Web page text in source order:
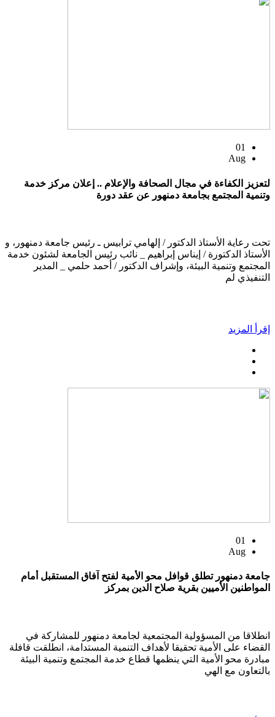
01
Aug
لتعزيز الكفاءة في مجال الصحافة والإعلام .. إعلان مركز خدمة
وتنمية المجتمع بجامعة دمنهور عن عقد دورة
تحت رعاية الأستاذ الدكتور / إلهامي ترابيس ـ رئيس جامعة دمنهور، و
الأستاذ الدكتورة / إيناس إبراهيم _ نائب رئيس الجامعة لشئون خدمة
المجتمع وتنمية البيئة، وإشراف الدكتور / أحمد حلمي _ المدير
التنفيذي لم
إقرأ المزيد
01
Aug
جامعة دمنهور تطلق قوافل محو الأمية لفتح آفاق المستقبل أمام
المواطنين الأميين بقرية صلاح الدين بمركز
انطلاقا من المسؤولية المجتمعية لجامعة دمنهور للمشاركة في
القضاء على الأمية تحقيقا لأهداف التنمية المستدامة، انطلقت قافلة
مبادرة محو الأمية التي ينظمها قطاع خدمة المجتمع وتنمية البيئة
بالتعاون مع الهي